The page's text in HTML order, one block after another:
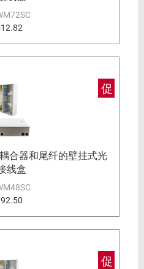
促
合器和尾纤的壁挂式光
线盒
促